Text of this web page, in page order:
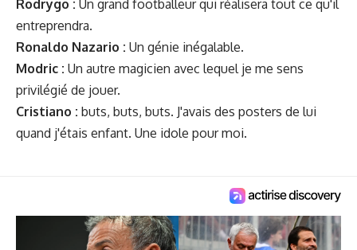
Rodrygo : Un grand footballeur qui réalisera tout ce qu'il
entreprendra.
Ronaldo Nazario : Un génie inégalable.
Modric : Un autre magicien avec lequel je me sens
privilégié de jouer.
Cristiano : buts, buts, buts. J'avais des posters de lui
quand j'étais enfant. Une idole pour moi.